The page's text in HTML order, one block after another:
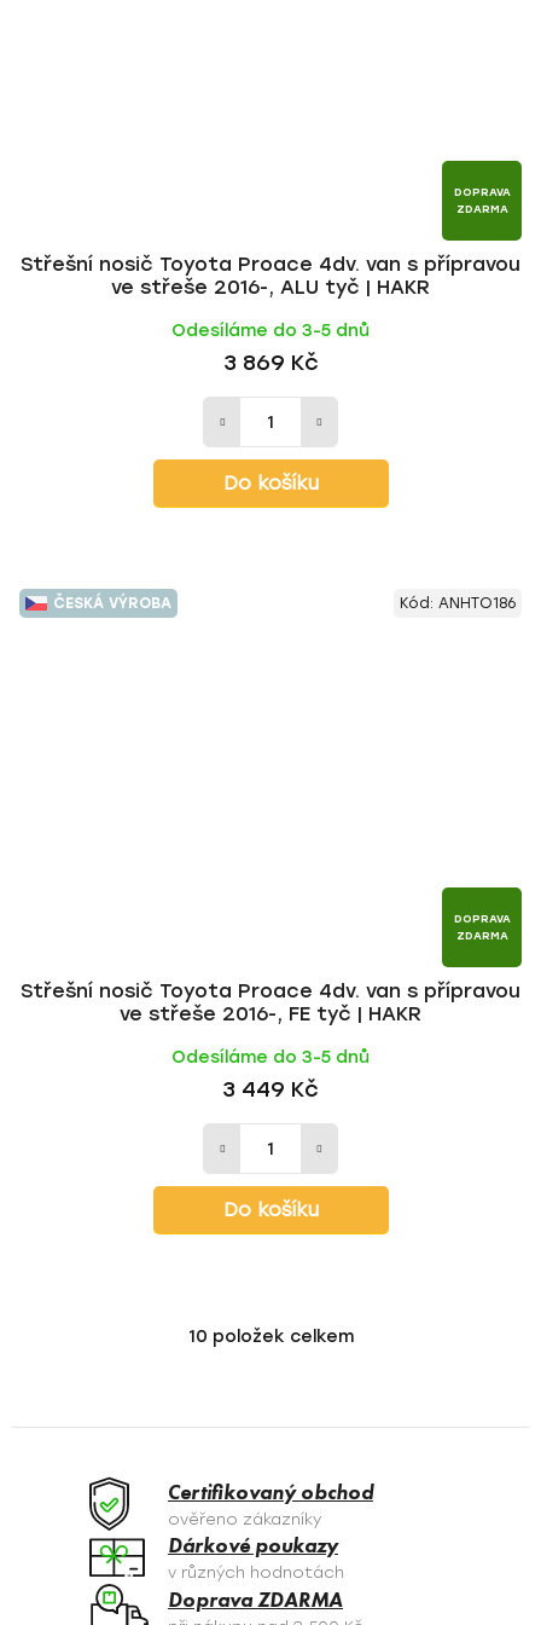
DOPRAVA
ZDARMA
Střešní nosič Toyota Proace 4dv. van s přípravou
ve střeše 2016-, ALU tyč | HAKR
Odesíláme do 3-5 dnů
3 869 Kč
Do košíku
ČESKÁ VÝROBA
DOPRAVA
ZDARMA
Střešní nosič Toyota Proace 4dv. van s přípravou
ve střeše 2016-, FE tyč | HAKR
Odesíláme do 3-5 dnů
3 449 Kč
Do košíku
Kód: ANHTO186
O
á
c
í
p
r
v
10 položek celkem
Certifikovaný obchod
ověřeno zákazníky
Dárkové poukazy
v různých hodnotách
Doprava ZDARMA